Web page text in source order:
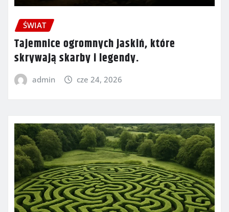
ŚWIAT
Tajemnice ogromnych jaskiń, które
skrywają skarby i legendy.
admin cze 24, 2026